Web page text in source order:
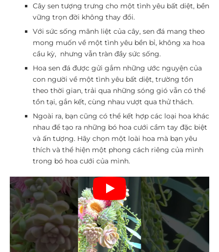
Cây sen tượng trưng cho một tình yêu bất diệt, bền
vững trọn đời không thay đổi.
Với sức sống mãnh liệt của cây, sen đá mang theo
mong muốn về một tình yêu bền bỉ, không xa hoa
cầu kỳ, nhưng vẫn tràn đầy sức sống.
Hoa sen đá được gửi gắm những ước nguyện của
con người về một tình yêu bất diệt, trường tồn
theo thời gian, trải qua những sóng gió vẫn có thể
tồn tại, gắn kết, cùng nhau vượt qua thử thách.
Ngoài ra, bạn cũng có thể kết hợp các loại hoa khác
nhau để tạo ra những bó hoa cưới cầm tay đặc biệt
và ấn tượng. Hãy chọn một loài hoa mà bạn yêu
thích và thể hiện một phong cách riêng của mình
trong bó hoa cưới của mình.